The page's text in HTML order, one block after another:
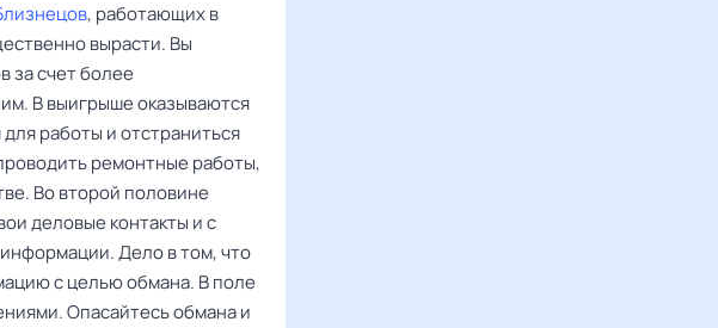
, работающих в
вырасти. Вы
за счет более
В выигрыше оказываются
работы и отстраниться
ремонтные работы,
Во второй половине
деловые контакты и с
Дело в том, что
с целью обмана. В поле
Опасайтесь обмана и